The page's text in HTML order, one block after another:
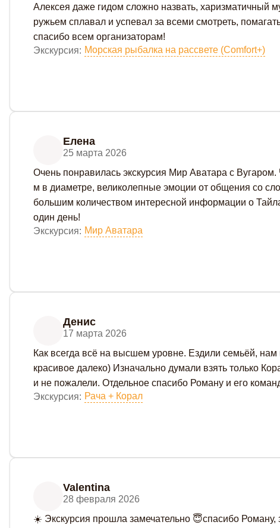
Алексея даже гидом сложно назвать,
ружьем сплавал и успевал за всеми смотреть,
спасибо всем организаторам!
Экскурсия: Морская рыбалка на рассвете (Comfort+)
Елена
25 марта 2026
Очень понравилась экскурсия Мир Аватара с Вугаром.
м в диаметре, великолепные эмоции от общения со
большим количеством интересной информации о
один день!
Экскурсия: Мир Аватара
Денис
17 марта 2026
Как всегда всё на высшем уровне. Ездили семьёй,
красивое далеко) Изначально думали взять только
и не пожалели. Отдельное спасибо Роману и его
Экскурсия: Рача + Корал
Valentina
28 февраля 2026
☀️ Экскурсия прошла замечательно 😇спасибо